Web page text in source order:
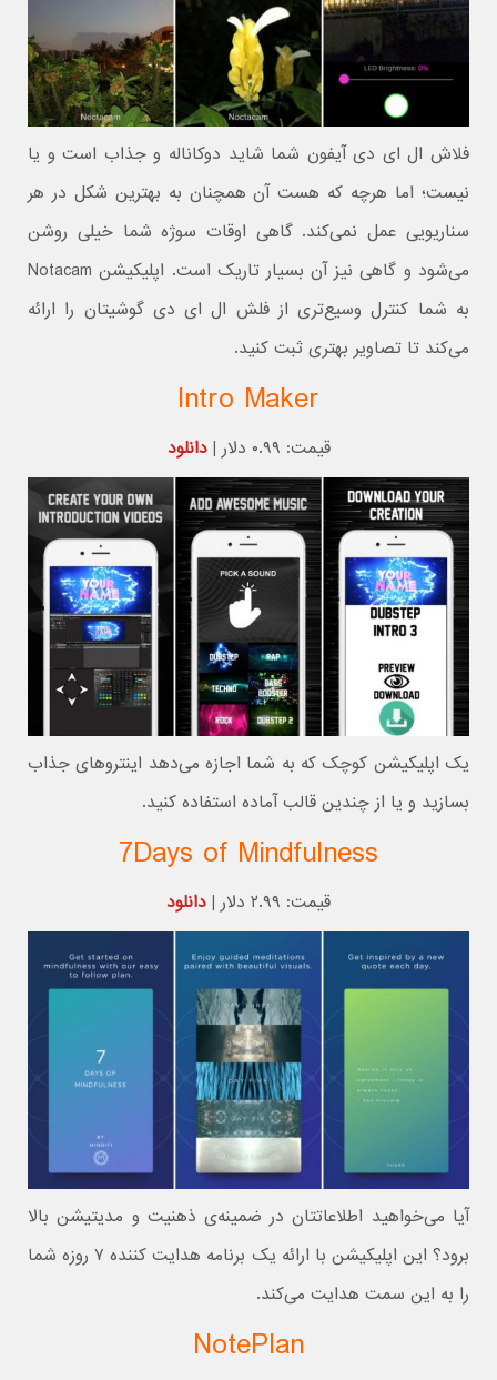
فلاش ال ای دی آیفون شما شاید دوکاناله و جذاب است و یا
نیست؛ اما هرچه که هست آن همچنان به بهترین شکل در هر
سناریویی عمل نمی‌کند. گاهی اوقات سوژه شما خیلی روشن
می‌شود و گاهی نیز آن بسیار تاریک است. اپلیکیشن Notacam
به شما کنترل وسیع‌تری از فلش ال ای دی گوشیتان را ارائه
می‌کند تا تصاویر بهتری ثبت کنید.
Intro Maker
قیمت: ۰.۹۹ دلار | دانلود
یک اپلیکیشن کوچک که به شما اجازه می‌دهد اینتروهای جذاب
بسازید و یا از چندین قالب آماده استفاده کنید.
7Days of Mindfulness
قیمت: ۲.۹۹ دلار | دانلود
آیا می‌خواهید اطلاعاتتان در ضمینه‌ی ذهنیت و مدیتیشن بالا
برود؟ این اپلیکیشن با ارائه یک برنامه هدایت کننده ۷ روزه شما
را به این سمت هدایت می‌کند.
NotePlan